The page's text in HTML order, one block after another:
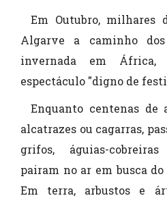
Em Outubro, milhares
Algarve a caminho
invernada em África,
espectáculo "digno de
Enquanto centenas de
alcatrazes ou cagarras,
grifos, águias-
pairam no ar em busca
Em terra, arbustos e